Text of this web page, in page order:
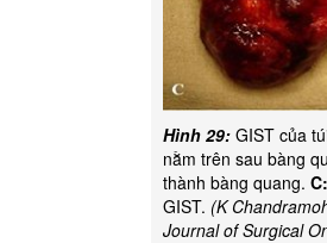
Hình 29: GIST của
nằm trên sau bàng
thành bàng quang.
GIST. (K
Journal of Surgical